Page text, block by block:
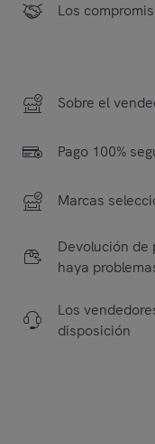
Los
Sobre el
Pago 100%
Marcas
Devolución de
haya
Los
disposición